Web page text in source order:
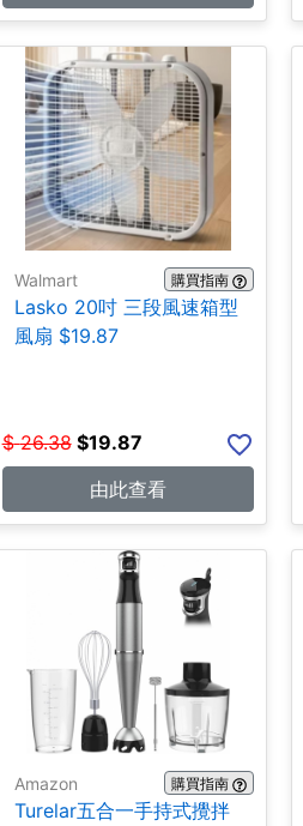
Walmart 購買指南
Lasko 20吋 三段風速箱型
風扇 $19.87
$ 26.38 $19.87
由此查看
Amazon 購買指南
Turelar五合一手持式攪拌